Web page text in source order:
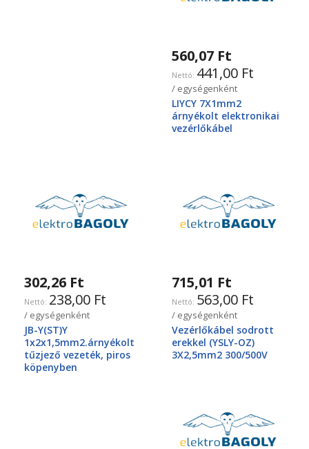
560,07 Ft
441,00 Ft
/ egységenként
LIYCY 7X1mm2
árnyékolt elektronikai
vezérlőkábel
302,26 Ft
238,00 Ft
/ egységenként
JB-Y(ST)Y
1x2x1,5mm2.árnyékolt
tűzjező vezeték, piros
köpenyben
715,01 Ft
563,00 Ft
/ egységenként
Vezérlőkábel sodrott
erekkel (YSLY-OZ)
3X2,5mm2 300/500V